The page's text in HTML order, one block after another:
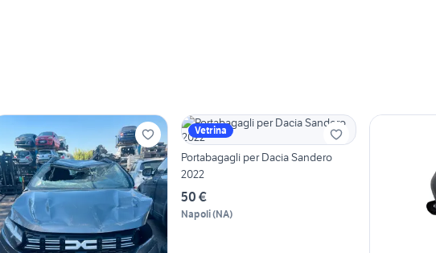
Vetrina
Portabagagli per Dacia Sandero
2022
50 €
Napoli(NA)